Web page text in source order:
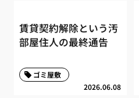
賃貸契約解除という汚
部屋住人の最終通告
2026.06.08
ゴミ屋敷